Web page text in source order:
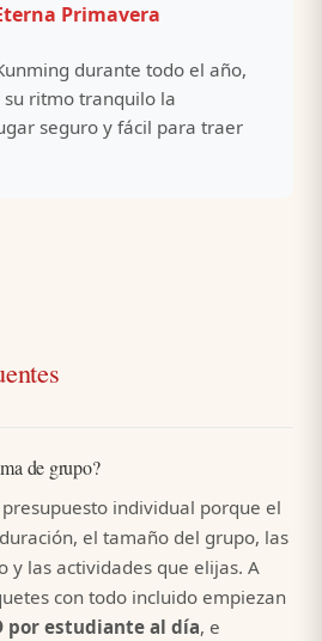
Primavera
durante todo el año,
ritmo tranquilo la
seguro y fácil para traer
de grupo?
individual porque el
el tamaño del grupo, las
y las actividades que elijas. A
con todo incluido empiezan
por estudiante al día, e